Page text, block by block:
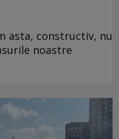
asta, constructiv, nu
noastre